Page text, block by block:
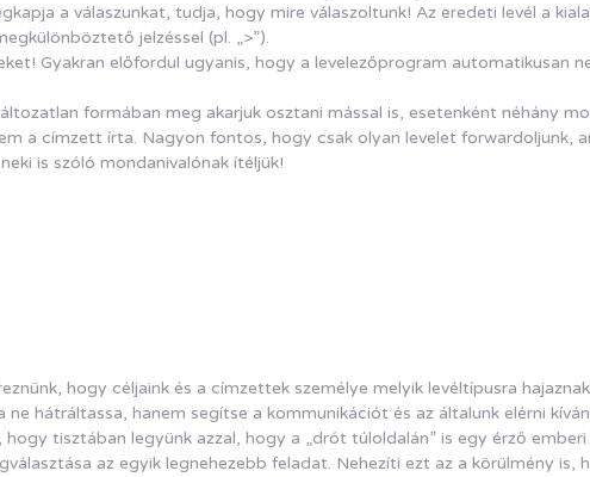
a válaszunkat, tudja, hogy mire válaszoltunk! Az eredeti levél a
jelzéssel (pl. „>”).
Gyakran előfordul ugyanis, hogy a levelezőprogram automatikusan
formában meg akarjuk osztani mással is, esetenként néhány
a címzett írta. Nagyon fontos, hogy csak olyan levelet forwardoljunk,
is szóló mondanivalónak ítéljük!
hogy céljaink és a címzettek személye melyik levéltípusra
hátráltassa, hanem segítse a kommunikációt és az általunk elérni
tisztában legyünk azzal, hogy a „drót túloldalán” is egy érző emberi
az egyik legnehezebb feladat. Nehezíti ezt az a körülmény is,